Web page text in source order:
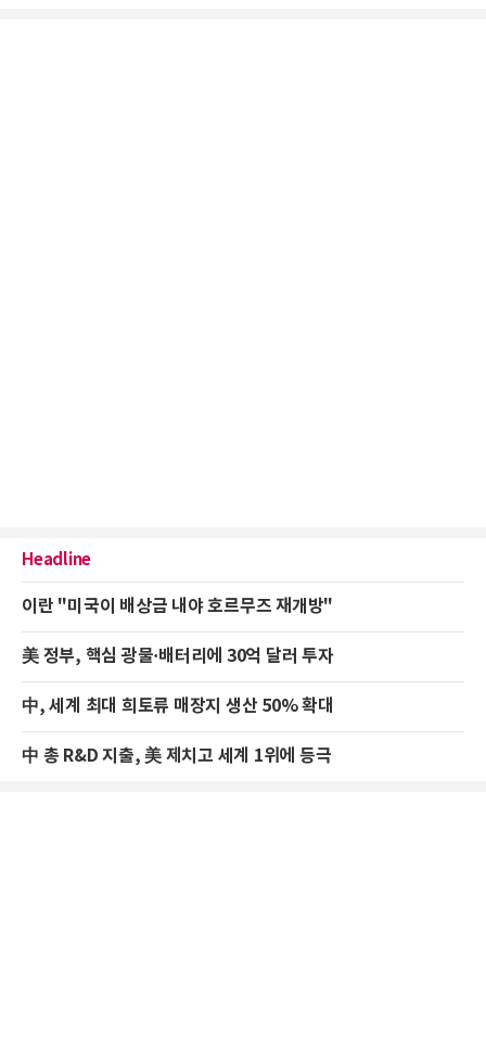
Headline
이란 "미국이 배상금 내야 호르무즈 재개방"
美 정부, 핵심 광물·배터리에 30억 달러 투자
中, 세계 최대 희토류 매장지 생산 50% 확대
中 총 R&D 지출, 美 제치고 세계 1위에 등극